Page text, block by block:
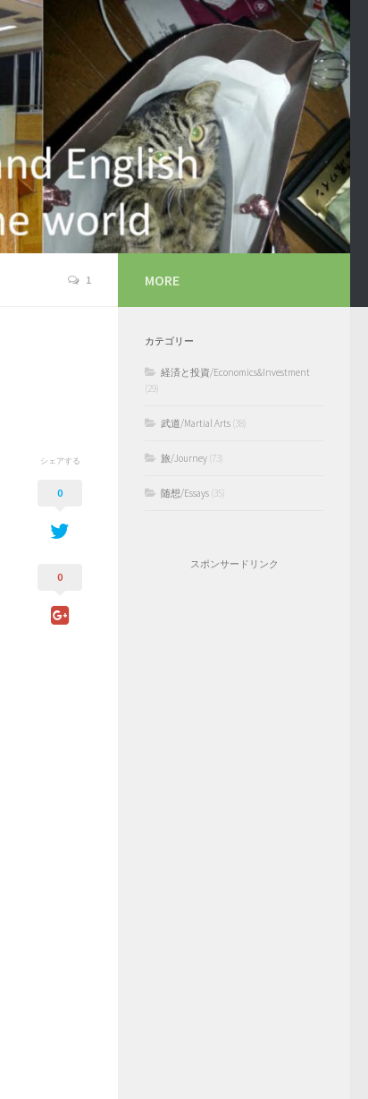
1
シェアする
0
0
MORE
カテゴリー
経済と投資/Economics&Investment
(29)
武道/Martial Arts (38)
旅/Journey (73)
随想/Essays (35)
スポンサードリンク